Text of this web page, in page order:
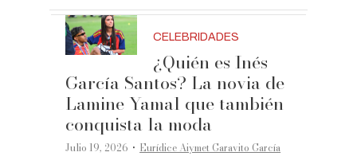
CELEBRIDADES
¿Quién es Inés
García Santos? La novia de
Lamine Yamal que también
conquista la moda
Julio 19, 2026 ·Eurídice Aiymet Garavito García